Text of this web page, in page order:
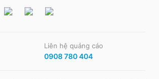
Liên hệ quảng cáo
0908 780 404